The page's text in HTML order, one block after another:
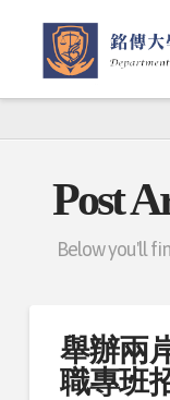
Post
Below you'll
舉辦兩
職專班